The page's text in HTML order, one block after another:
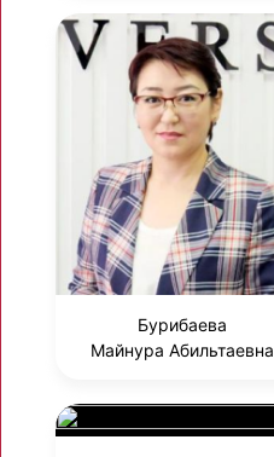
Бурибаева
Майнура Абильтаевна